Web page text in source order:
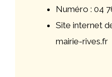
Numéro : 04
Site internet
mairie-rives.fr